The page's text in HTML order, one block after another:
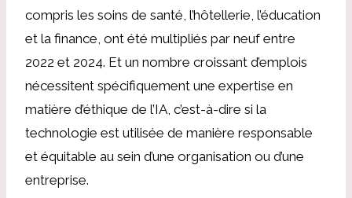
compris les soins de santé, l’hôtellerie, l’éducation
et la finance, ont été multipliés par neuf entre
2022 et 2024. Et un nombre croissant d’emplois
nécessitent spécifiquement une expertise en
matière d’éthique de l’IA, c’est-à-dire si la
technologie est utilisée de manière responsable
et équitable au sein d’une organisation ou d’une
entreprise.